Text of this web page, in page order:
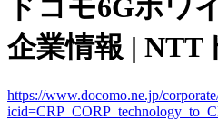
ドコモ6Gホワ
企業情報 | NTT
https://www.docomo.ne.jp/